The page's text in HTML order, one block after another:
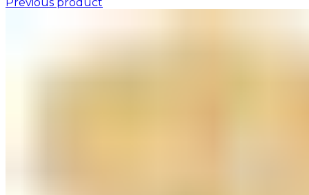
Previous product